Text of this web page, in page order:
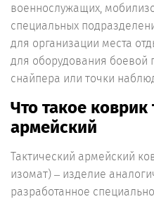
военнослужащих,
специальных
для организации места
для оборудования боевой
снайпера или точки
Что такое коврик
армейский
Тактический армейский
изомат) – изделие
разработанное